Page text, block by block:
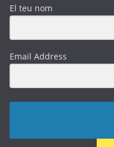
El teu nom
Email Address